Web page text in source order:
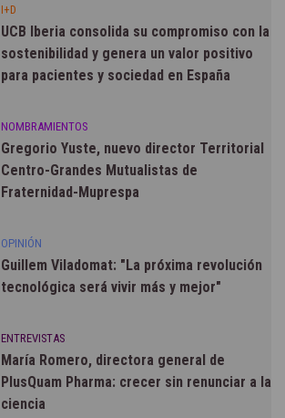
I+D
UCB Iberia consolida su compromiso con la
sostenibilidad y genera un valor positivo
para pacientes y sociedad en España
NOMBRAMIENTOS
Gregorio Yuste, nuevo director Territorial
Centro-Grandes Mutualistas de
Fraternidad-Muprespa
OPINIÓN
Guillem Viladomat: "La próxima revolución
tecnológica será vivir más y mejor"
ENTREVISTAS
María Romero, directora general de
PlusQuam Pharma: crecer sin renunciar a la
ciencia